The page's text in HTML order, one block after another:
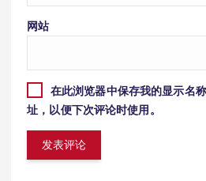
网站
在此浏览器中保存我的显示名
址，以便下次评论时使用。